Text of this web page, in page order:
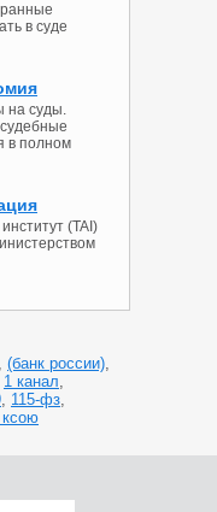
в суде
на суды.
в полном
(TAI)
, (банк россии),
1 канал,
, 115-фз,